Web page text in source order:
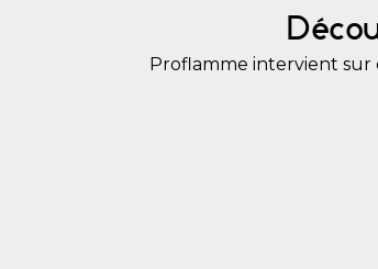
Proflamme intervient sur